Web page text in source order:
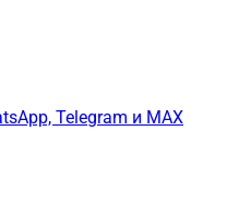
Telegram и MAX